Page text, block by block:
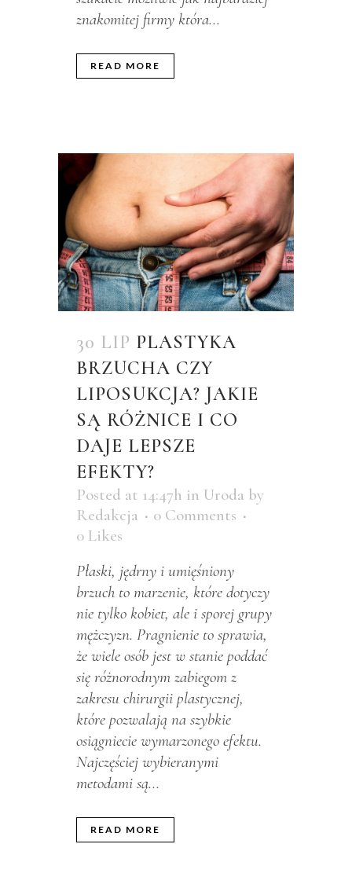
znakomitej firmy która...
READ MORE
30 LIP PLASTYKA
BRZUCHA CZY
LIPOSUKCJA? JAKIE
SĄ RÓŻNICE I CO
DAJE LEPSZE
EFEKTY?
Posted at 14:47h in Uroda by
Redakcja
0 Comments
0 Likes
Płaski, jędrny i umięśniony
brzuch to marzenie, które dotyczy
nie tylko kobiet, ale i sporej grupy
mężczyzn. Pragnienie to sprawia,
że wiele osób jest w stanie poddać
się różnorodnym zabiegom z
zakresu chirurgii plastycznej,
które pozwalają na szybkie
osiągniecie wymarzonego efektu.
Najczęściej wybieranymi
metodami są...
READ MORE